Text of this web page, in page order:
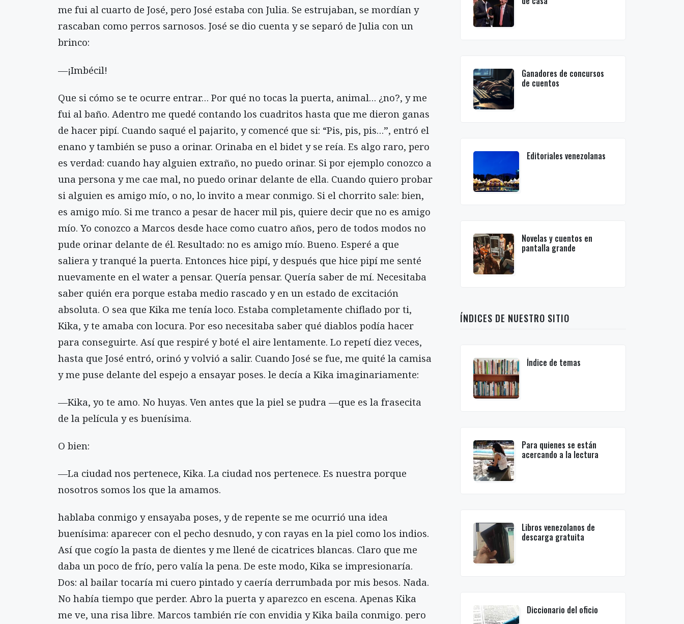
me fui al cuarto de José, pero José estaba con Julia. Se estrujaban, se mordían y
rascaban como perros sarnosos. José se dio cuenta y se separó de Julia con un
brinco:
—¡Imbécil!
Que si cómo se te ocurre entrar… Por qué no tocas la puerta, animal… ¿no?, y me
fui al baño. Adentro me quedé contando los cuadritos hasta que me dieron ganas
de hacer pipí. Cuando saqué el pajarito, y comencé que si: “Pis, pis, pis…”, entró el
enano y también se puso a orinar. Orinaba en el bidet y se reía. Es algo raro, pero
es verdad: cuando hay alguien extraño, no puedo orinar. Si por ejemplo conozco a
una persona y me cae mal, no puedo orinar delante de ella. Cuando quiero probar
si alguien es amigo mío, o no, lo invito a mear conmigo. Si el chorrito sale: bien,
es amigo mío. Si me tranco a pesar de hacer mil pis, quiere decir que no es amigo
mío. Yo conozco a Marcos desde hace como cuatro años, pero de todos modos no
pude orinar delante de él. Resultado: no es amigo mío. Bueno. Esperé a que
saliera y tranqué la puerta. Entonces hice pipí, y después que hice pipí me senté
nuevamente en el water a pensar. Quería pensar. Quería saber de mí. Necesitaba
saber quién era porque estaba medio rascado y en un estado de excitación
absoluta. O sea que Kika me tenía loco. Estaba completamente chiflado por ti,
Kika, y te amaba con locura. Por eso necesitaba saber qué diablos podía hacer
para conseguirte. Así que respiré y boté el aire lentamente. Lo repetí diez veces,
hasta que José entró, orinó y volvió a salir. Cuando José se fue, me quité la camisa
y me puse delante del espejo a ensayar poses. le decía a Kika imaginariamente:
—Kika, yo te amo. No huyas. Ven antes que la piel se pudra —que es la frasecita
de la película y es buenísima.
O bien:
—La ciudad nos pertenece, Kika. La ciudad nos pertenece. Es nuestra porque
nosotros somos los que la amamos.
hablaba conmigo y ensayaba poses, y de repente se me ocurrió una idea
buenísima: aparecer con el pecho desnudo, y con rayas en la piel como los indios.
Así que cogío la pasta de dientes y me llené de cicatrices blancas. Claro que me
daba un poco de frío, pero valía la pena. De este modo, Kika se impresionaría.
Dos: al bailar tocaría mi cuero pintado y caería derrumbada por mis besos. Nada.
No había tiempo que perder. Abro la puerta y aparezco en escena. Apenas Kika
me ve, una risa libre. Marcos también ríe con envidia y Kika baila conmigo. pero
Ganadores de concursos
de cuentos
Editoriales venezolanas
Novelas y cuentos en
pantalla grande
ÍNDICES DE NUESTRO SITIO
Índice de temas
Para quienes se están
acercando a la lectura
Libros venezolanos de
descarga gratuita
Diccionario del oficio